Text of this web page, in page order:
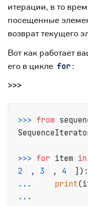
итерации, в то
посещенные
возврат текущего
Вот как работает
его в цикле for :
>>>
>>> from
>>> for item in
2
, 3 , 4
]):
...
print
...